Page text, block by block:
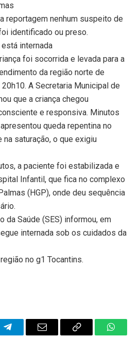
reportagem nenhum suspeito de
identificado ou preso.
internada
foi socorrida e levada para a
da região norte de
A Secretaria Municipal de
que a criança chegou
e responsiva. Minutos
queda repentina no
saturação, o que exigiu
a paciente foi estabilizada e
Infantil, que fica no complexo
(HGP), onde deu sequência
da Saúde (SES) informou, em
internada sob os cuidados da
no g1 Tocantins.
TelegramEmail
Copy